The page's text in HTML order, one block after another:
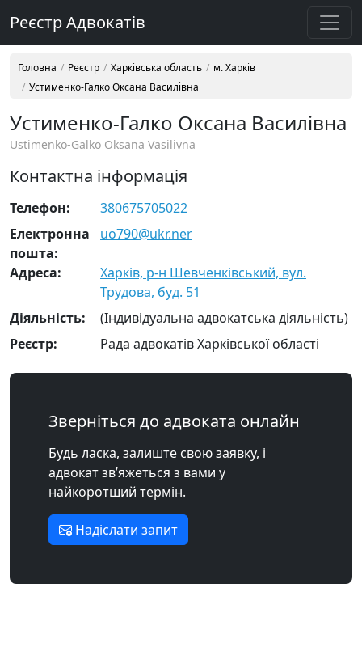
Реєстр Адвокатів
Головна Реєстр Харківська область
м. Харків
Устименко-Галко Оксана Василівна
Устименко-Галко Оксана Василівна
Ustimenko-Galko Oksana Vasilivna
Контактна інформація
Телефон:
380675705022
Електронна
пошта:
uo790@ukr.ner
Адреса:
Харків, р-н Шевченківський, вул.
Трудова, буд. 51
Діяльність:
(Індивідуальна адвокатська діяльність)
Реєстр:
Рада адвокатів Харківської області
Зверніться до адвоката онлайн
Будь ласка, залиште свою заявку, і
адвокат зв’яжеться з вами у
найкоротший термін.
Надіслати запит